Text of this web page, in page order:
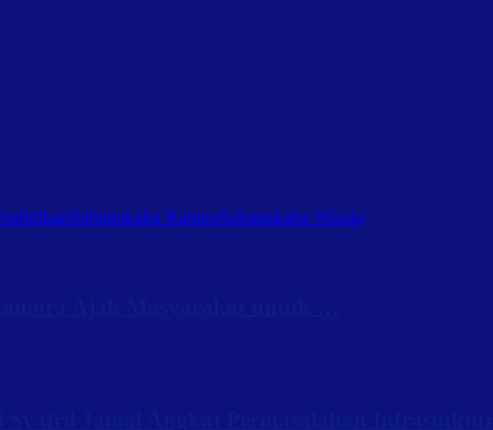
Sabanakaba RantauSabanakaba Wisata